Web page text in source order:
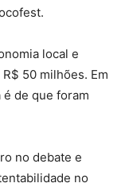
local e
50 milhões. Em
de que foram
no debate e
no